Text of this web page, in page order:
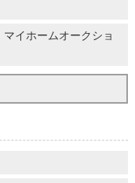
イホームオークショ